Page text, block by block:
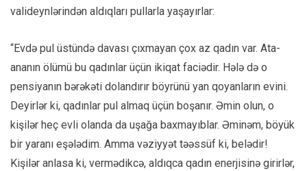
valideynlərindən aldıqları pullarla yaşayırlar:
“Evdə pul üstündə davası çıxmayan çox az qadın var. Ata-
ananın ölümü bu qadınlar üçün ikiqat faciədir. Hələ də o
pensiyanın bərəkəti dolandırır böyrünü yan qoyanların evini.
Deyirlər ki, qadınlar pul almaq üçün boşanır. Əmin olun, o
kişilər heç evli olanda da uşağa baxmayıblar. Əminəm, böyük
bir yaranı eşələdim. Amma vəziyyət təəssüf ki, belədir!
Kişilər anlasa ki, vermədikcə, aldıqca qadın enerjisinə girirlər,